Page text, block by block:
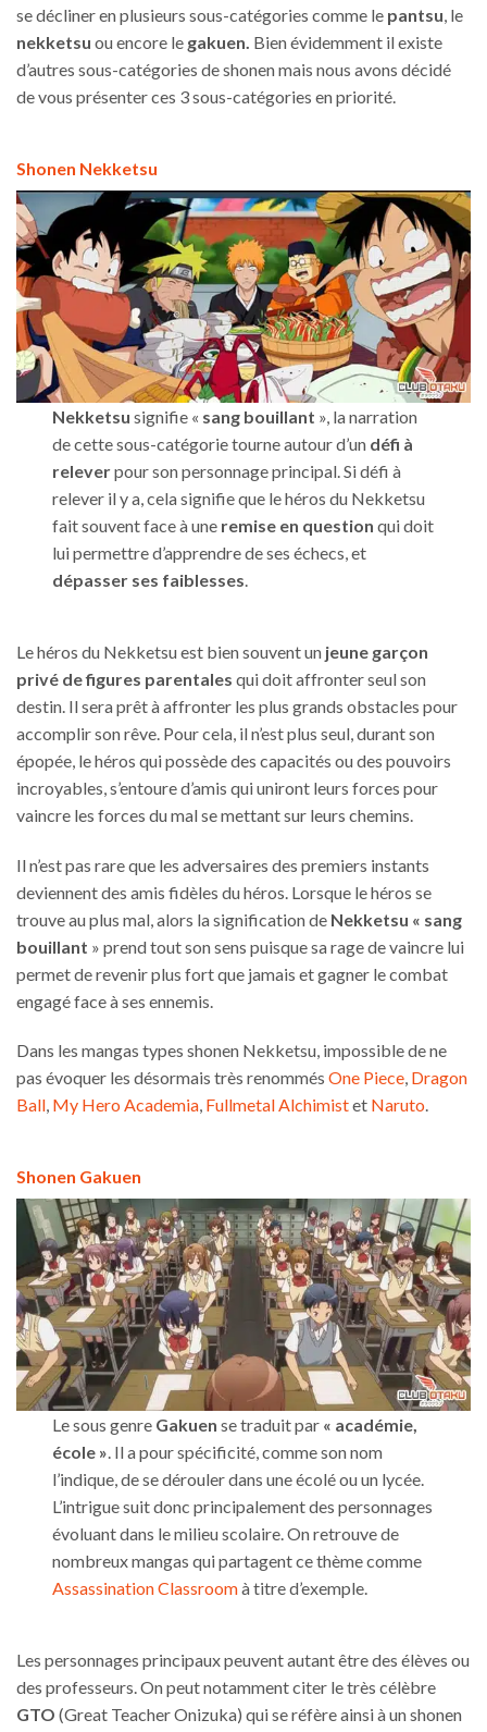
se décliner en plusieurs sous-catégories comme le pantsu, le
nekketsu ou encore le gakuen. Bien évidemment il existe
d’autres sous-catégories de shonen mais nous avons décidé
de vous présenter ces 3 sous-catégories en priorité.
Shonen Nekketsu
Nekketsusignifie « sang bouillant », la narration
de cette sous-catégorie tourne autour d’un défi à
releverpour son personnage principal. Si défi à
relever il y a, cela signifie que le héros du Nekketsu
fait souvent face à une remise en question qui doit
lui permettre d’apprendre de ses échecs, et
dépasser ses faiblesses.
Le héros du Nekketsu est bien souvent un jeune garçon
privé de figures parentales qui doit affronter seul son
destin. Il sera prêt à affronter les plus grands obstacles pour
accomplir son rêve. Pour cela, il n’est plus seul, durant son
épopée, le héros qui possède des capacités ou des pouvoirs
incroyables, s’entoure d’amis qui uniront leurs forces pour
vaincre les forces du mal se mettant sur leurs chemins.
Il n’est pas rare que les adversaires des premiers instants
deviennent des amis fidèles du héros. Lorsque le héros se
trouve au plus mal, alors la signification de Nekketsu « sang
bouillant » prend tout son sens puisque sa rage de vaincre lui
permet de revenir plus fort que jamais et gagner le combat
engagé face à ses ennemis.
Dans les mangas types shonen Nekketsu, impossible de ne
pas évoquer les désormais très renommés One Piece, Dragon
Ball, My Hero Academia, Fullmetal Alchimistet Naruto.
Shonen Gakuen
Le sous genre Gakuen se traduit par « académie,
école ». Il a pour spécificité, comme son nom
l’indique, de se dérouler dans une écolé ou un lycée.
L’intrigue suit donc principalement des personnages
évoluant dans le milieu scolaire. On retrouve de
nombreux mangas qui partagent ce thème comme
Assassination Classroomà titre d’exemple.
Les personnages principaux peuvent autant être des élèves ou
des professeurs. On peut notamment citer le très célèbre
GTO (Great Teacher Onizuka) qui se réfère ainsi à un shonen